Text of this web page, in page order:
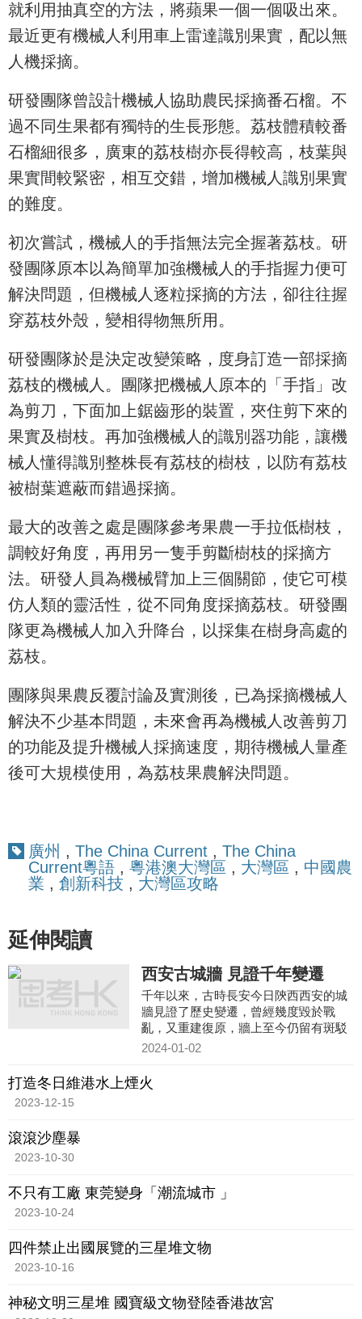
就利用抽真空的方法，將蘋果一個一個吸出來。
最近更有機械人利用車上雷達識別果實，配以無
人機採摘。
研發團隊曾設計機械人協助農民採摘番石榴。不
過不同生果都有獨特的生長形態。荔枝體積較番
石榴細很多，廣東的荔枝樹亦長得較高，枝葉與
果實間較緊密，相互交錯，增加機械人識別果實
的難度。
初次嘗試，機械人的手指無法完全握著荔枝。研
發團隊原本以為簡單加強機械人的手指握力便可
解決問題，但機械人逐粒採摘的方法，卻往往握
穿荔枝外殼，變相得物無所用。
研發團隊於是決定改變策略，度身訂造一部採摘
荔枝的機械人。團隊把機械人原本的「手指」改
為剪刀，下面加上鋸齒形的裝置，夾住剪下來的
果實及樹枝。再加強機械人的識別器功能，讓機
械人懂得識別整株長有荔枝的樹枝，以防有荔枝
被樹葉遮蔽而錯過採摘。
最大的改善之處是團隊參考果農一手拉低樹枝，
調較好角度，再用另一隻手剪斷樹枝的採摘方
法。研發人員為機械臂加上三個關節，使它可模
仿人類的靈活性，從不同角度採摘荔枝。研發團
隊更為機械人加入升降台，以採集在樹身高處的
荔枝。
團隊與果農反覆討論及實測後，已為採摘機械人
解決不少基本問題，未來會再為機械人改善剪刀
的功能及提升機械人採摘速度，期待機械人量產
後可大規模使用，為荔枝果農解決問題。
廣州 , The China Current , The China
Current粵語 , 粵港澳大灣區 , 大灣區 , 中國農
業 , 創新科技 , 大灣區攻略
延伸閱讀
西安古城牆 見證千年變遷
千年以來，古時長安今日陝西西安的城
牆見證了歷史變遷，曾經幾度毀於戰
亂，又重建復原，牆上至今仍留有斑駁
的痕迹。
2024-01-02
打造冬日維港水上煙火
2023-12-15
滾滾沙塵暴
2023-10-30
不只有工廠 東莞變身「潮流城市 」
2023-10-24
四件禁止出國展覽的三星堆文物
2023-10-16
神秘文明三星堆 國寶級文物登陸香港故宮